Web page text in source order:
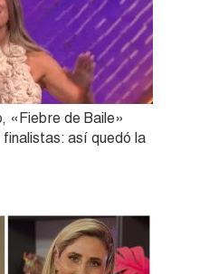
«Fiebre de Baile»
así quedó la